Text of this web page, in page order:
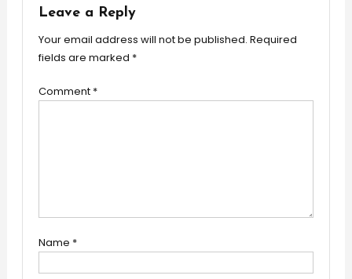
Leave a Reply
Your email address will not be published. Required
fields are marked *
Comment *
Name *